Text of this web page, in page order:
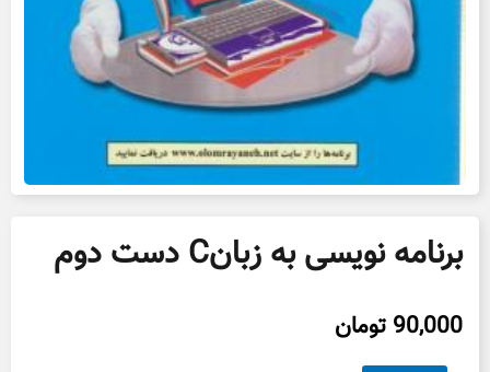
برنامه نویسی به زبانC دست دوم
90,000 تومان